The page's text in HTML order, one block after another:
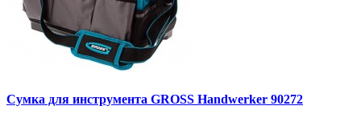
Сумка для инструмента GROSS Handwerker 90272